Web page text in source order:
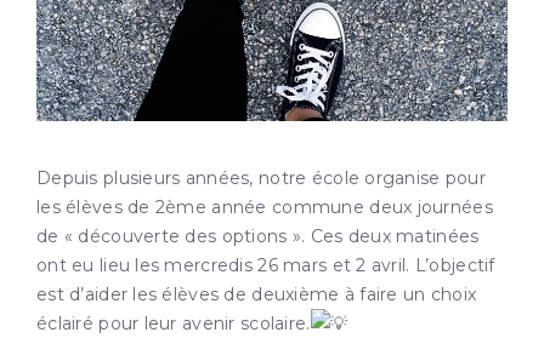
Depuis plusieurs années, notre école organise pour
les élèves de 2ème année commune deux journées
de « découverte des options ». Ces deux matinées
ont eu lieu les mercredis 26 mars et 2 avril. L’objectif
est d’aider les élèves de deuxième à faire un choix
éclairé pour leur avenir scolaire.